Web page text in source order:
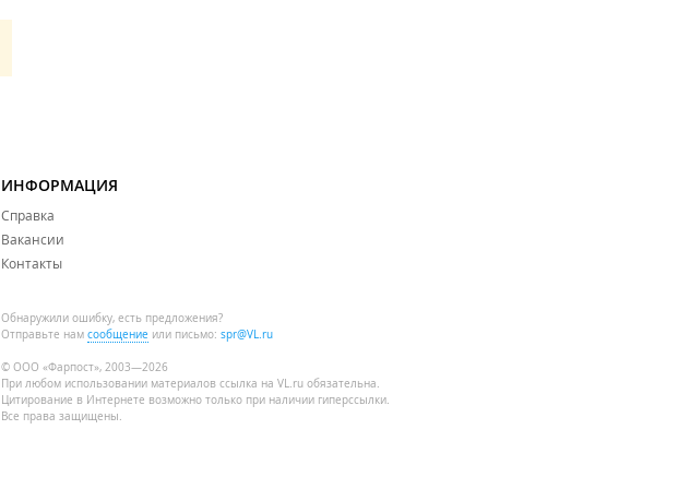
ИНФОРМАЦИЯ
Справка
Вакансии
Контакты
Обнаружили ошибку, есть предложения?
Отправьте нам сообщение или письмо: spr@VL.ru
© ООО «Фарпост», 2003—2026
При любом использовании материалов ссылка на VL.ru обязательна.
Цитирование в Интернете возможно только при наличии гиперссылки.
Все права защищены.